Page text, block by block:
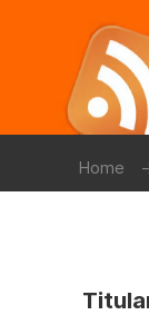
Home